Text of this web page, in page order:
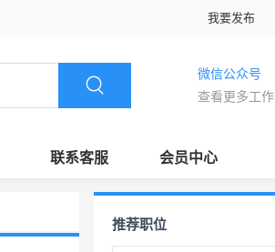
我要发布
微信公众号
查看更多工作
联系客服 会员中心
推荐职位